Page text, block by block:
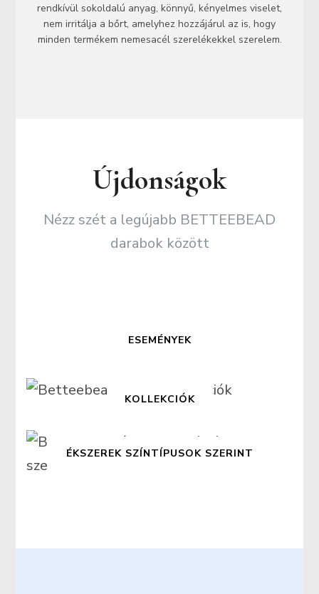
rendkívül sokoldalú anyag, könnyű, kényelmes viselet,
nem irritálja a bőrt, amelyhez hozzájárul az is, hogy
minden termékem nemesacél szerelékekkel szerelem.
Újdonságok
Nézz szét a legújabb BETTEEBEAD
darabok között
ESEMÉNYEK
KOLLEKCIÓK
ÉKSZEREK SZÍNTÍPUSOK SZERINT